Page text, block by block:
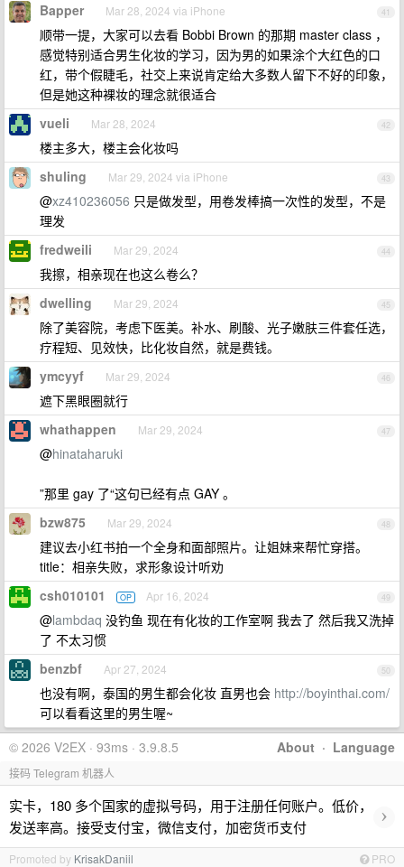
41
Bapper Mar 28, 2024 via iPhone
顺带一提，大家可以去看 Bobbi Brown 的那期 master class ，
感觉特别适合男生化妆的学习，因为男的如果涂个大红色的口
红，带个假睫毛，社交上来说肯定给大多数人留下不好的印象，
但是她这种裸妆的理念就很适合
42
vueli Mar 28, 2024
楼主多大，楼主会化妆吗
43
shuling Mar 29, 2024 via iPhone
@xz410236056 只是做发型，用卷发棒搞一次性的发型，不是
理发
44
fredweili Mar 29, 2024
我擦，相亲现在也这么卷么？
45
dwelling Mar 29, 2024
除了美容院，考虑下医美。补水、刷酸、光子嫩肤三件套任选，
疗程短、见效快，比化妆自然，就是费钱。
46
ymcyyf Mar 29, 2024
遮下黑眼圈就行
47
whathappen Mar 29, 2024
@hinataharuki
”那里 gay 了“这句已经有点 GAY 。
48
bzw875 Mar 29, 2024
建议去小红书拍一个全身和面部照片。让姐妹来帮忙穿搭。
title：相亲失败，求形象设计听劝
49
csh010101 OP Apr 16, 2024
@lambdaq 没钓鱼 现在有化妆的工作室啊 我去了 然后我又洗掉
了 不太习惯
50
benzbf Apr 27, 2024
也没有啊，泰国的男生都会化妆 直男也会 http://boyinthai.com/
可以看看这里的男生喔~
About · Language
© 2026 V2EX · 93ms · 3.9.8.5
接码 Telegram 机器人
实卡，180 多个国家的虚拟号码，用于注册任何账户。低价，
发送率高。接受支付宝，微信支付，加密货币支付
›
Promoted by KrisakDaniil PRO